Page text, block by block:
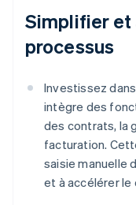
Simplifier
processus
Investissez
intègre des
des contrats, la
facturation.
saisie manuelle
et à accélérer le